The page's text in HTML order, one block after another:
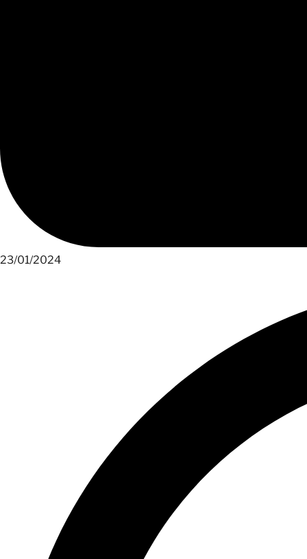
23/01/2024